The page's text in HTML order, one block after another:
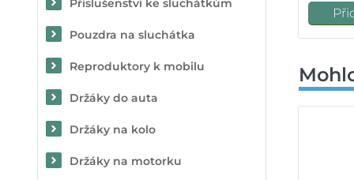
Příslušenství ke sluchátkům
Pouzdra na sluchátka
Reproduktory k mobilu
Držáky do auta
Držáky na kolo
Držáky na motorku